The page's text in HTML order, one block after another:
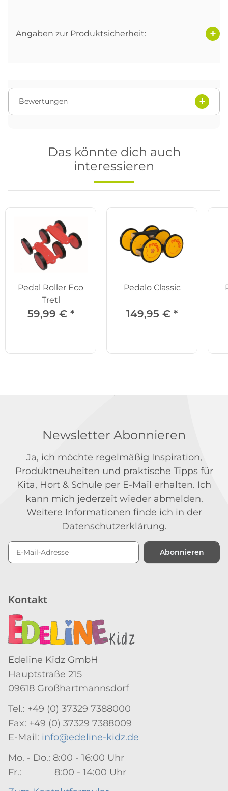
Angaben zur Produktsicherheit:
Bewertungen
Das könnte dich auch
interessieren
Pedal Roller Eco
Tretl
59,99 € *
Pedalo Classic
149,95 € *
Newsletter Abonnieren
Ja, ich möchte regelmäßig Inspiration,
Produktneuheiten und praktische Tipps für
Kita, Hort & Schule per E-Mail erhalten. Ich
kann mich jederzeit wieder abmelden.
Weitere Informationen finde ich in der
Datenschutzerklärung.
Abonnieren
Kontakt
Edeline Kidz GmbH
Hauptstraße 215
09618 Großhartmannsdorf
Tel.: +49 (0) 37329 7388000
Fax: +49 (0) 37329 7388009
E-Mail: info@edeline-kidz.de
Mo. - Do.: 8:00 - 16:00 Uhr
Fr.: 8:00 - 14:00 Uhr